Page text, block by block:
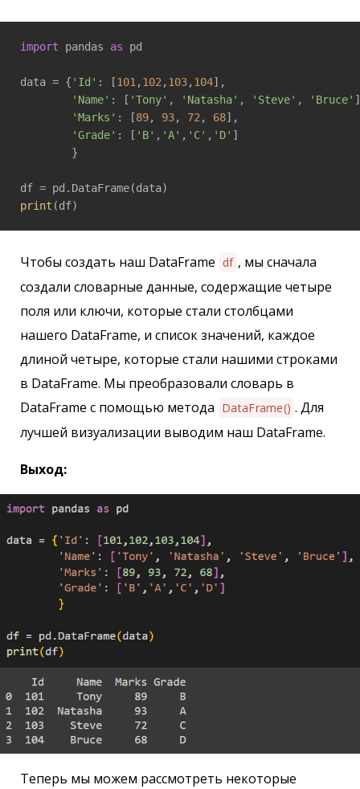
import pandas as pd
data = { 'Id' : [101 , 102 , 103, 104],
'Name' : [ 'Tony' , 'Natasha' , 'Steve' , 'Bruce'
'Marks' : [89, 93, 72 , 68],
'Grade' : [ 'B' , 'A' , 'C' , 'D' ]
        }
print (df)
Чтобы создать наш DataFrame df , мы сначала
создали словарные данные, содержащие четыре
поля или ключи, которые стали столбцами
нашего DataFrame, и список значений, каждое
длиной четыре, которые стали нашими строками
в DataFrame. Мы преобразовали словарь в
DataFrame с помощью метода DataFrame() . Для
лучшей визуализации выводим наш DataFrame.
Выход:
Теперь мы можем рассмотреть некоторые